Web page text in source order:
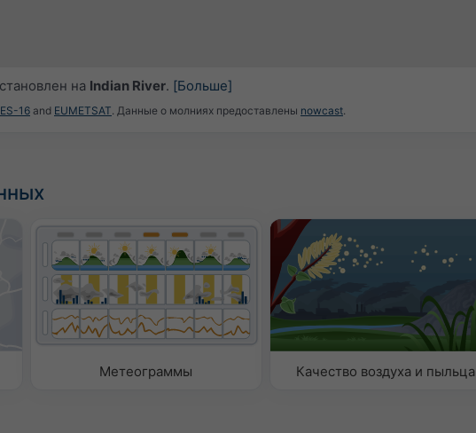
на Indian River. [Больше]
16 and EUMETSAT. Данные о молниях предоставлены nowcast.
Метеограммы Качество воздуха и пыльца